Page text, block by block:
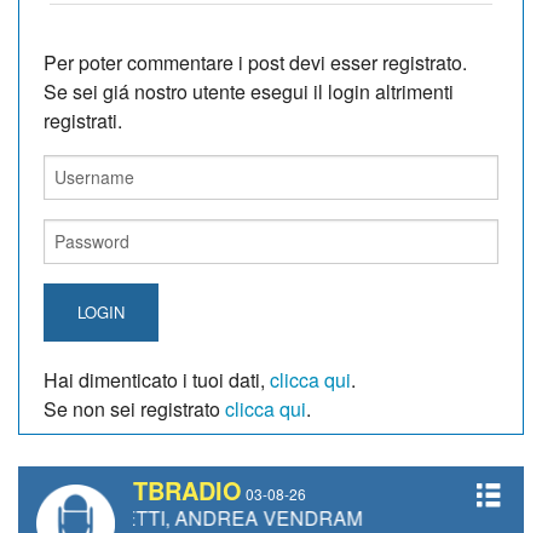
Per poter commentare i post devi esser registrato.
Se sei giá nostro utente esegui il login altrimenti
registrati.
LOGIN
Hai dimenticato i tuoi dati, clicca qui.
Se non sei registratoclicca qui.
TBRADIO 03-08-26
ANDREA VENDRAME, FILIPPO FIORELLI